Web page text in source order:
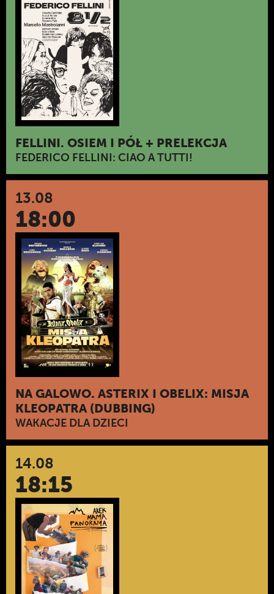
FELLINI. OSIEM I PÓŁ + PRELEKCJA
FEDERICO FELLINI: CIAO A TUTTI!
13.08
18:00
NA GALOWO. ASTERIX I OBELIX: MISJA
KLEOPATRA (DUBBING)
WAKACJE DLA DZIECI
14.08
18:15